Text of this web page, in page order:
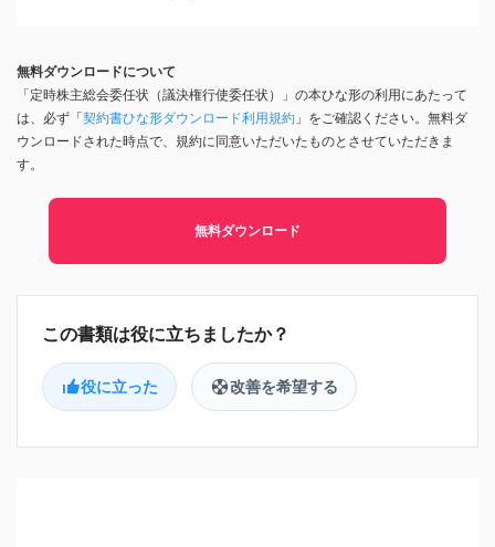
無料ダウンロードについて
「定時株主総会委任状（議決権行使委任状）」の本ひな形の利用にあたって
は、必ず「契約書ひな形ダウンロード利用規約 」をご確認ください。無料ダ
ウンロードされた時点で、規約に同意いただいたものとさせていただきま
す。
無料ダウンロード
役に立った 改善を希望する